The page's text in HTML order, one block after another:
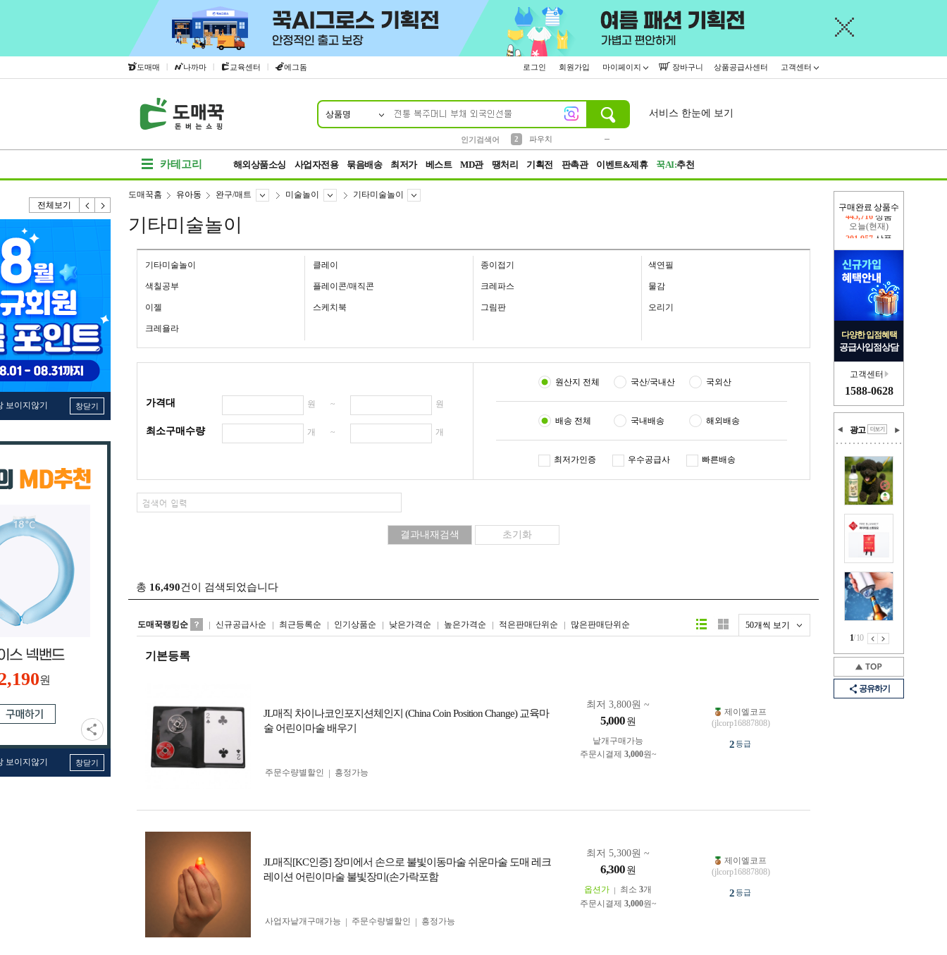
도매매 | 나까마 | 교육센터 | 에그돔 로그인 회원가입 마이페이지 장바구니 상품공급사센터 고객센터
상품명
인기검색어
2
파우치
서비스 한눈에 보기
카테고리 해외상품소싱 사업자전용 묶음배송 최저가 베스트 MD관 땡처리 기획전 판촉관 이벤트&제휴 꾹AI:추천
전체보기
보이지않기 창닫기
원
보이지않기 창닫기
구매완료 상품수
오늘(현재)
201,957 상품
다양한 입점혜택
공급사입점상담
고객센터
1588-0628
광고
1/10
공유하기
도매꾹홈 유아동 완구/매트 미술놀이 기타미술놀이
기타미술놀이
기타미술놀이 클레이 종이접기 색연필
색칠공부 플레이콘/매직콘 크레파스 물감
이젤 스케치북 그림판 오리기
크레욜라
가격대 원 ~ 원
최소구매수량 개 ~ 개
원산지 전체 국산/국내산 국외산
배송 전체 국내배송 해외배송
최저가인증 우수공급사 빠른배송
총 16,490건이 검색되었습니다
도매꾹랭킹순 신규공급사순 최근등록순 인기상품순 낮은가격순 높은가격순 적은판매단위순 많은판매단위순 50개씩 보기
리스트형갤러리형
기본등록
JL매직 차이나코인포지션체인지 (China Coin Position Change) 교육마
술 어린이마술 배우기
최저 3,800원 ~
5,000 원
낱개구매가능
주문시결제 3,000원~
주문수량별할인
흥정가능
제이엘코프
(jlcorp16887808)
2등급
JL매직[KC인증] 장미에서 손으로 불빛이동마술 쉬운마술 도매 레크
레이션 어린이마술 불빛장미(손가락포함
최저 5,300원 ~
6,300 원
옵션가 최소 3개
주문시결제 3,000원~
사업자 낱개구매가능
주문수량별할인 흥정가능
제이엘코프
(jlcorp16887808)
2등급